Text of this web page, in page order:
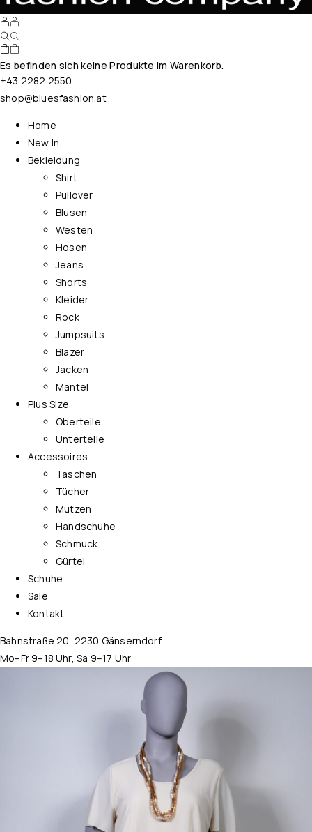
Es befinden sich keine Produkte im Warenkorb.
+43 2282 2550
shop@bluesfashion.at
Home
New In
Bekleidung
Shirt
Pullover
Blusen
Westen
Hosen
Jeans
Shorts
Kleider
Rock
Jumpsuits
Blazer
Jacken
Mantel
Plus Size
Oberteile
Unterteile
Accessoires
Taschen
Tücher
Mützen
Handschuhe
Schmuck
Gürtel
Schuhe
Sale
Kontakt
Bahnstraße 20, 2230 Gänserndorf
Mo–Fr 9–18 Uhr, Sa 9–17 Uhr